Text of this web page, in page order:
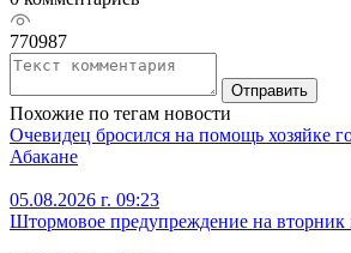
770987
Отправить
Похожие по тегам новости
Очевидец бросился на помощь хозяйке
Абакане
05.08.2026 г. 09:23
Штормовое предупреждение на вторник